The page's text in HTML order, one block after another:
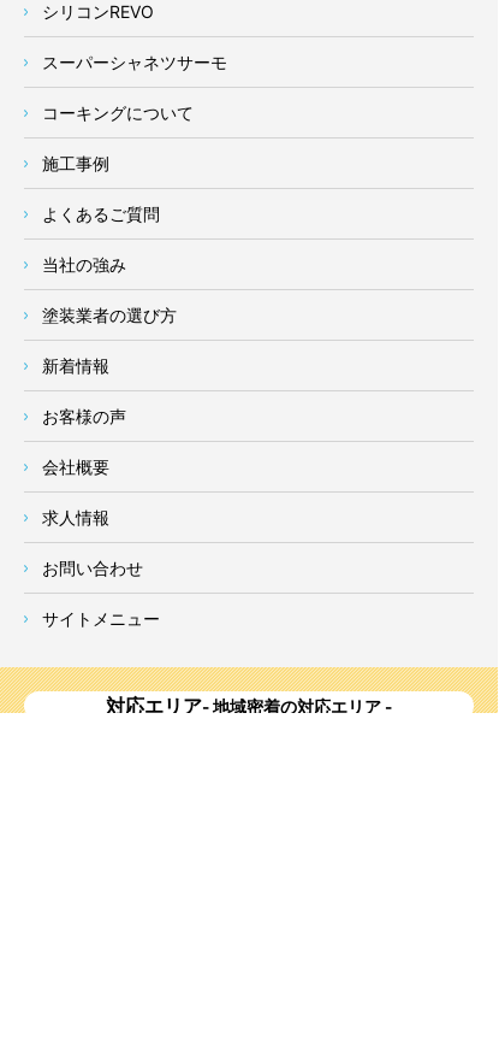
シリコンREVO
スーパーシャネツサーモ
コーキングについて
施工事例
よくあるご質問
当社の強み
塗装業者の選び方
新着情報
お客様の声
会社概要
求人情報
お問い合わせ
サイトメニュー
対応エリア- 地域密着の対応エリア -